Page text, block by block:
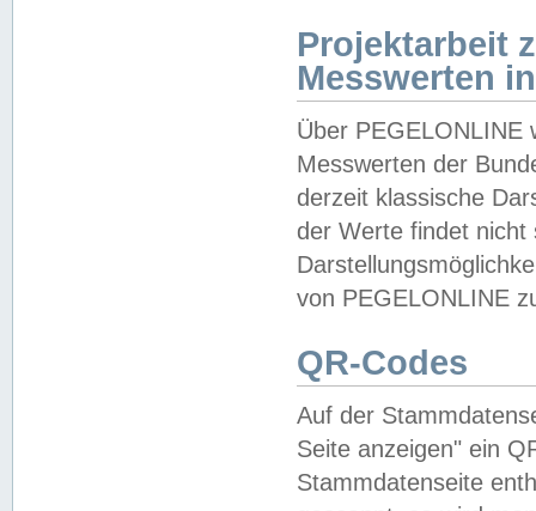
Projektarbeit
Messwerten
Über PEGELONLINE
Messwerten der
derzeit klassische
der Werte findet
von PEGELONLINE
QR-Codes
Auf der
Seite anzeigen" ein
Stammdatenseite